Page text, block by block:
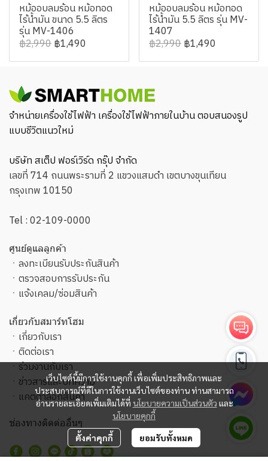
หม้ออบลมร้อน หม้อทอด
ไร้น้ำมัน ขนาด 5.5 ลิตร
รุ่น MV-1406
฿2,990฿1,490
หม้ออบลมร้อน หม้อทอด
ไร้น้ำมัน 5.5 ลิตร รุ่น MV-
1407
฿2,990฿1,490
เว็บไซต์นี้มีการใช้งานคุกกี้ เพื่อเพิ่มประสิทธิภาพและ
ประสบการณ์ที่ดีในการใช้งานเว็บไซต์ของท่าน ท่านสามารถ
อ่านรายละเอียดเพิ่มเติมได้ที่ นโยบายความเป็นส่วนตัว และ
นโยบายคุกกี้
ตั้งค่าคุกกี้ ยอมรับทั้งหมด
จำหน่ายเครื่องใช้ไฟฟ้า เครื่องใช้ไฟฟ้าภายในบ้าน ตอบสนองรูป
แบบชีวิตแนวใหม่
บริษัท สเต็ป ฟอร์เวิร์ด กรุ๊ป จำกัด
เลขที่ 714 ถนนพระรามที่ 2 แขวงแสมดำ เขตบางขุนเทียน
กรุงเทพ 10150
Tel :02-109-0000
ศูนย์ดูแลลูกค้า
ㆍ ลงทะเบียนรับประกันสินค้า
ㆍ ตรวจสอบการรับประกัน
ㆍ แจ้งเคลม/ซ่อมสินค้า
เกี่ยวกับสมาร์ทโฮม
ㆍ เกี่ยวกับเรา
ㆍ ติดต่อเรา
ㆍร่วมงานกับเรา
ㆍ ข่าวสารและบทความ
ㆍ แคตตาล็อกสินค้า
ช่องทางติดต่ออื่นๆ